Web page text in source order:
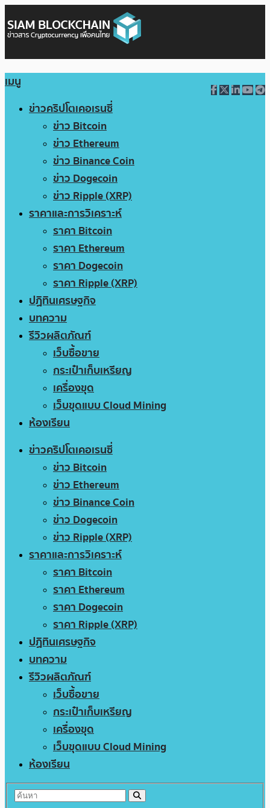
เมนู
ข่าวคริปโตเคอเรนซี่
ข่าว Bitcoin
ข่าว Ethereum
ข่าว Binance Coin
ข่าว Dogecoin
ข่าว Ripple (XRP)
ราคาและการวิเคราะห์
ราคา Bitcoin
ราคา Ethereum
ราคา Dogecoin
ราคา Ripple (XRP)
ปฏิทินเศรษฐกิจ
บทความ
รีวิวผลิตภัณฑ์
เว็บซื้อขาย
กระเป๋าเก็บเหรียญ
เครื่องขุด
เว็บขุดแบบ Cloud Mining
ห้องเรียน
ข่าวคริปโตเคอเรนซี่
ข่าว Bitcoin
ข่าว Ethereum
ข่าว Binance Coin
ข่าว Dogecoin
ข่าว Ripple (XRP)
ราคาและการวิเคราะห์
ราคา Bitcoin
ราคา Ethereum
ราคา Dogecoin
ราคา Ripple (XRP)
ปฏิทินเศรษฐกิจ
บทความ
รีวิวผลิตภัณฑ์
เว็บซื้อขาย
กระเป๋าเก็บเหรียญ
เครื่องขุด
เว็บขุดแบบ Cloud Mining
ห้องเรียน